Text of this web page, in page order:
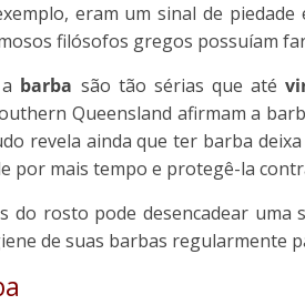
eram um sinal de
filósofos gregos possuíam
barba são tão sérias que até
Queensland afirmam a
revela ainda que ter barba
por mais tempo e protegê-la
rosto pode desencadear uma
de suas barbas regularmente